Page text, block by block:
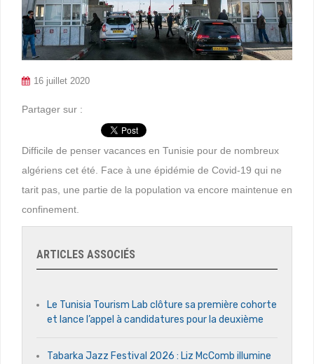
16 juillet 2020
Partager sur :
Difficile de penser vacances en Tunisie pour de nombreux
algériens cet été. Face à une épidémie de Covid-19 qui ne
tarit pas, une partie de la population va encore maintenue en
confinement.
ARTICLES ASSOCIÉS
Le Tunisia Tourism Lab clôture sa première cohorte
et lance l’appel à candidatures pour la deuxième
Tabarka Jazz Festival 2026 : Liz McComb illumine